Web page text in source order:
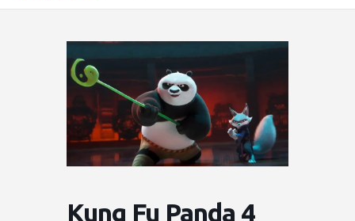
Kung Fu Panda 4